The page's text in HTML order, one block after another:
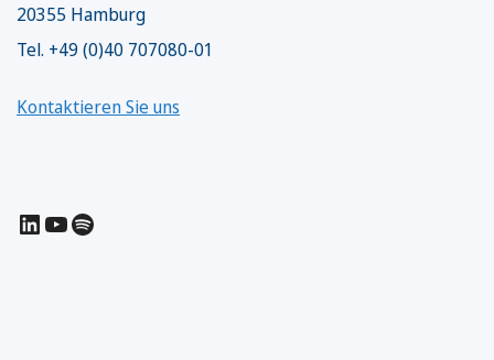
20355 Hamburg
Tel. +49 (0)40 707080-01
Kontaktieren Sie uns
LinkedIn
YouTube
Spotify